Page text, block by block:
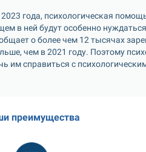
года, психологическая
в ней будут особенно
о более чем 12 тысячах
чем в 2021 году. Поэтому
им справиться с
преимущества